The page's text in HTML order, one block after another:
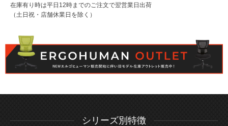
在庫有り時は平日12時までのご注文で翌営業日出荷
（土日祝・店舗休業日を除く）
シリーズ別特徴